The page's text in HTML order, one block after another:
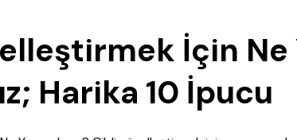
İçin Ne
Harika 10 İpucu